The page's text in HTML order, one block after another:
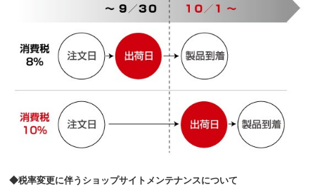
◆税率変更に伴うショップサイトメンテナンスについて